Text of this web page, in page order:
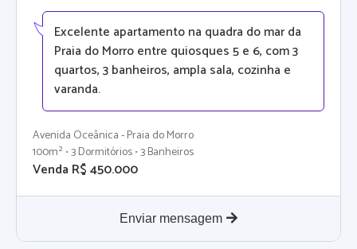
Excelente apartamento na quadra do mar da
Praia do Morro entre quiosques 5 e 6, com 3
quartos, 3 banheiros, ampla sala, cozinha e
varanda.
Avenida Oceânica - Praia do Morro
100m² • 3 Dormitórios • 3 Banheiros
Venda R$ 450.000
Enviar mensagem